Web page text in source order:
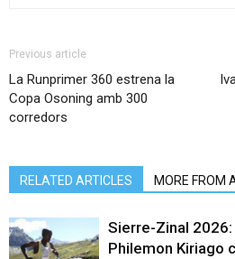
Previous article
La Runprimer 360 estrena la
Copa Osoning amb 300
corredors
RELATED ARTICLES MORE FROM
Sierre-Zinal 2026:
Philemon Kiriago